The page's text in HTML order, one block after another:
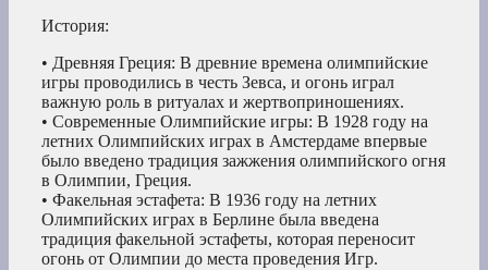
История:
• Древняя Греция: В древние времена олимпийские
игры проводились в честь Зевса, и огонь играл
важную роль в ритуалах и жертвоприношениях.
• Современные Олимпийские игры: В 1928 году на
летних Олимпийских играх в Амстердаме впервые
было введено традиция зажжения олимпийского огня
в Олимпии, Греция.
• Факельная эстафета: В 1936 году на летних
Олимпийских играх в Берлине была введена
традиция факельной эстафеты, которая переносит
огонь от Олимпии до места проведения Игр.